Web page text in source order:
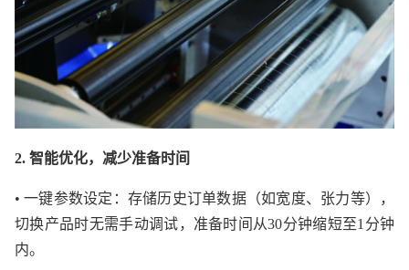
2. 智能优化，减少准备时间
• 一键参数设定：存储历史订单数据（如宽度、张力等），
切换产品时无需手动调试，准备时间从30分钟缩短至1分钟
内。